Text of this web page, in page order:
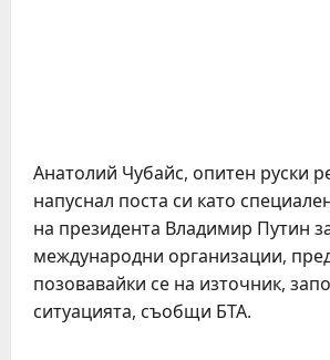
Анатолий Чубайс, опитен руски
напуснал поста си като
на президента Владимир Путин
международни организации,
позовавайки се на източник,
ситуацията, съобщи БТА.